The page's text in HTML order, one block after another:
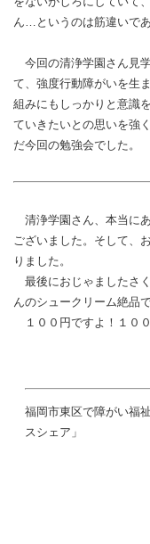
ん…というのは筋違いであ
今回の清浄学園さん見
て、強度行動障がいを生
組みにもしっかりと意識
ていきたいとの思いを強
だ今回の勉強会でした。
清浄学園さん、本当に
ございました。そして、
りました。
最後におじゃましたさ
んのシュークリーム絶品
１００円ですよ！１０
福岡市東区で障がい福
スシェア」